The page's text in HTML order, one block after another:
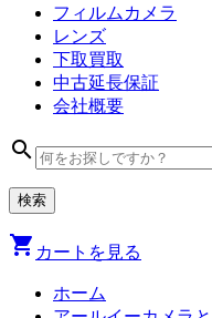
フィルム カメラ
レンズ
下取買取
中古延長保証
会社概要
search
shopping_cart カートを見る
ホーム